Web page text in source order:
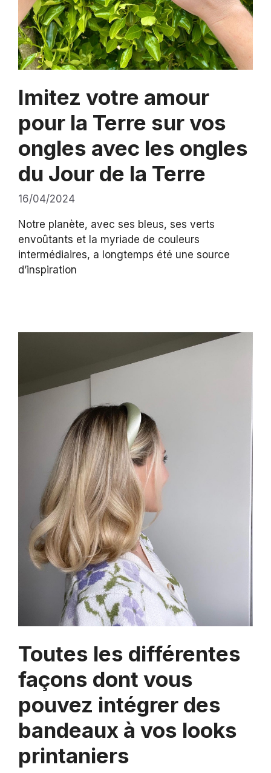
Imitez votre amour
pour la Terre sur vos
ongles avec les ongles
du Jour de la Terre
16/04/2024
Notre planète, avec ses bleus, ses verts
envoûtants et la myriade de couleurs
intermédiaires, a longtemps été une source
d’inspiration
Toutes les différentes
façons dont vous
pouvez intégrer des
bandeaux à vos looks
printaniers